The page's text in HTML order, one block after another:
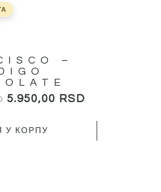
–
5.950,00 RSD
У КОРПУ